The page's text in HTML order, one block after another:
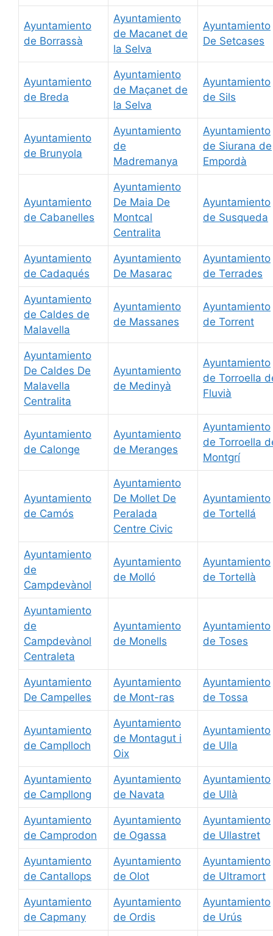
Ayuntamiento
de Borrassà
Ayuntamiento
de Macanet de
la Selva
Ayuntamiento
De Setcases
Ayuntamiento
de Breda
Ayuntamiento
de Maçanet de
la Selva
Ayuntamiento
de Sils
Ayuntamiento
de Brunyola
Ayuntamiento
de
Madremanya
Ayuntamiento
de Siurana de
Empordà
Ayuntamiento
de Cabanelles
Ayuntamiento
De Maia De
Montcal
Centralita
Ayuntamiento
de Susqueda
Ayuntamiento
de Cadaqués
Ayuntamiento
De Masarac
Ayuntamiento
de Terrades
Ayuntamiento
de Caldes de
Malavella
Ayuntamiento
de Massanes
Ayuntamiento
de Torrent
Ayuntamiento
De Caldes De
Malavella
Centralita
Ayuntamiento
de Medinyà
Ayuntamiento
de Torroella
Fluvià
Ayuntamiento
de Calonge
Ayuntamiento
de Meranges
Ayuntamiento
de Torroella
Montgrí
Ayuntamiento
de Camós
Ayuntamiento
De Mollet De
Peralada
Centre Civic
Ayuntamiento
de Tortellá
Ayuntamiento
de
Campdevànol
Ayuntamiento
de Molló
Ayuntamiento
de Tortellà
Ayuntamiento
de
Campdevànol
Centraleta
Ayuntamiento
de Monells
Ayuntamiento
de Toses
Ayuntamiento
De Campelles
Ayuntamiento
de Mont-ras
Ayuntamiento
de Tossa
Ayuntamiento
de Camplloch
Ayuntamiento
de Montagut i
Oix
Ayuntamiento
de Ulla
Ayuntamiento
de Campllong
Ayuntamiento
de Navata
Ayuntamiento
de Ullà
Ayuntamiento
de Camprodon
Ayuntamiento
de Ogassa
Ayuntamiento
de Ullastret
Ayuntamiento
de Cantallops
Ayuntamiento
de Olot
Ayuntamiento
de Ultramort
Ayuntamiento
de Capmany
Ayuntamiento
de Ordis
Ayuntamiento
de Urús